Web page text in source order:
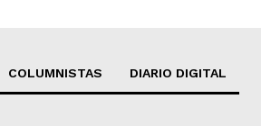
COLUMNISTAS DIARIO DIGITAL